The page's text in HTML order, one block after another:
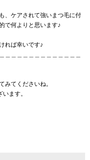
、ケアされて強いまつ毛に付
で何よりと思います♪
れば幸いです♪
みてくださいね。
ます。